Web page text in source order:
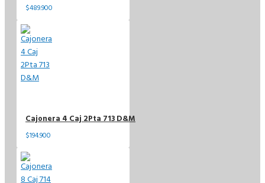
$489.900
Cajonera 4 Caj 2Pta 713 D&M
$194.900